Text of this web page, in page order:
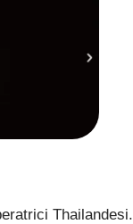
Thailandesi.